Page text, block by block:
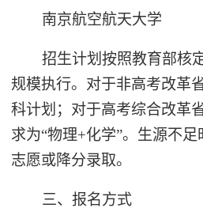
南京航空航天大学
招生计划按照教育部核
规模执行。对于非高考改革
科计划；对于高考综合改革
求为“物理+化学”。生源不
志愿或降分录取。
三、报名方式